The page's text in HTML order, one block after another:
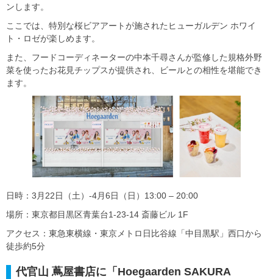
ンします。
ここでは、特別な桜ビアアートが施されたヒューガルデン ホワイ
ト・ロゼが楽しめます。
また、フードコーディネーターの中本千尋さんが監修した規格外野
菜を使ったお花見チップスが提供され、ビールとの相性を堪能でき
ます。
日時：3月22日（土）-4月6日（日）13:00 – 20:00
場所：東京都目黒区青葉台1-23-14 斎藤ビル 1F
アクセス：東急東横線・東京メトロ日比谷線「中目黒駅」西口から
徒歩約5分
代官山 蔦屋書店に「Hoegaarden SAKURA